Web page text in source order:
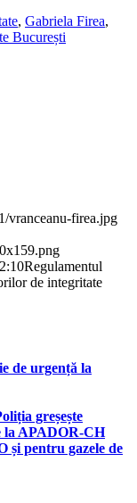
, Gabriela Firea,
București
vranceanu-firea.jpg
Regulamentul
de integritate
de urgență la
greșește
la APADOR-CH
și pentru gazele de